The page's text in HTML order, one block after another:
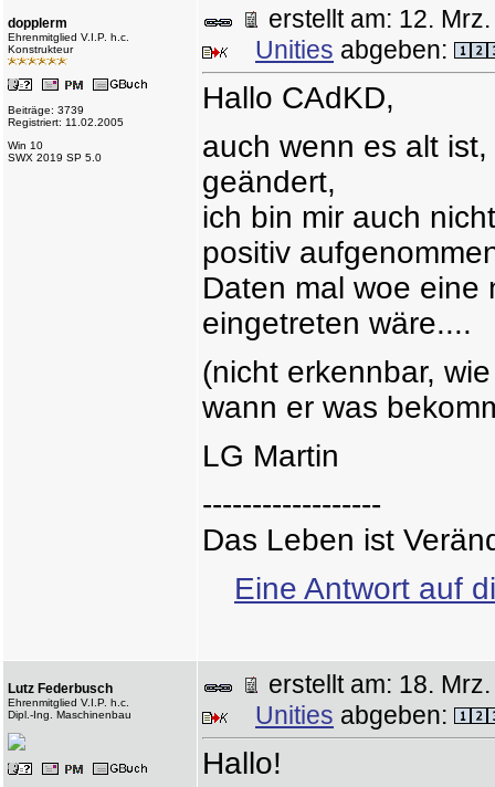
dopplerm
Ehrenmitglied V.I.P. h.c.
Konstrukteur
Beiträge: 3739
Registriert: 11.02.2005
Win 10
SWX 2019 SP 5.0
erstellt am: 12.
Unities abgeben:
Hallo CAdKD,
auch wenn es alt
geändert,
ich bin mir auch
positiv
Daten mal woe eine
eingetreten wäre....
(nicht erkennbar,
wann er was
LG Martin
------------------
Das Leben ist
Eine Antwort auf
Lutz Federbusch
Ehrenmitglied V.I.P. h.c.
Dipl.-Ing. Maschinenbau
erstellt am: 18.
Unities abgeben:
Hallo!